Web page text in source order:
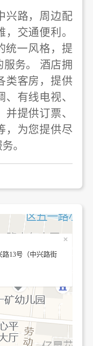
兴路，周边配
交通便利。
统一风格，提
务。 酒店拥
类客房，提供
有线电视、
提供订票、
，为您提供尽
。
13号（中兴路街
×